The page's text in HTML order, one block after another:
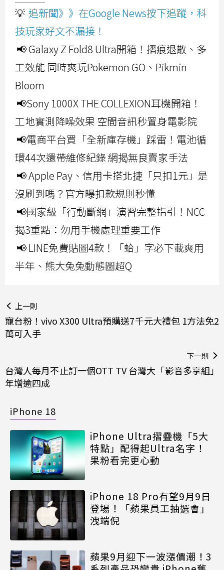
💡 追新聞》》在Google News按下追蹤，科
技玩家好文不漏接！
📢 Galaxy Z Fold8 Ultra開箱！摺痕退散、多
工效能 同時爽玩Pokemon GO、Pikmin
Bloom
📢Sony 1000X THE COLLEXION耳機開箱！
工地實測降噪效果 空間音訊秒置身電影院
📢電商平台買「全新庫存機」踩雷！電池循
環44次還帶維修紀錄 網揭無良賣家手法
📢 Apple Pay、信用卡搭北捷「只扣1元」是
沒刷到嗎？官方曝扣款規則秒懂
📢國家級「行動斷網」演習完整指引！NCC
揭3重點：勿用手機處理重要工作
📢 LINE免費貼圖4款！「蛤」字必下載爽用
半年、熊大兔兔動態圖超Q
上一則
寵台粉！vivo X300 Ultra預購送7千元大禮包 1方法免2
萬可入手
下一則
台灣人每月不止訂一個OTT TV 台灣大「影音多享組」
年增逾四成
iPhone 18
iPhone Ultra摺疊機「5大
特點」配得起Ultra名字！
果粉看完更心動
iPhone 18 Pro有望9月9日
登場！「蘋果員工抽選會」
洩端倪
蘋果9月迎下一波漲價潮！3